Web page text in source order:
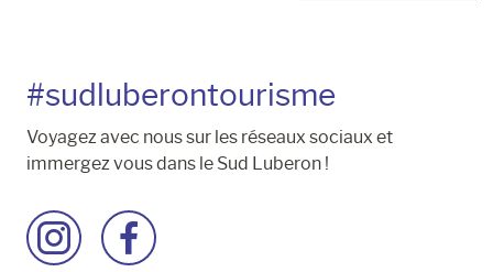
#sudluberontourisme
Voyagez avec nous sur les réseaux sociaux et
immergez vous dans le Sud Luberon !
Accéder
à
Accéder
à